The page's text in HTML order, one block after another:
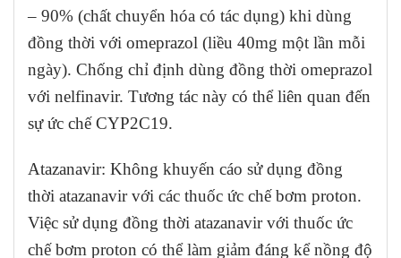
– 90% (chất chuyển hóa có tác dụng) khi dùng
đồng thời với omeprazol (liều 40mg một lần mỗi
ngày). Chống chỉ định dùng đồng thời omeprazol
với nelfinavir. Tương tác này có thể liên quan đến
sự ức chế CYP2C19.
Atazanavir: Không khuyến cáo sử dụng đồng
thời atazanavir với các thuốc ức chế bơm proton.
Việc sử dụng đồng thời atazanavir với thuốc ức
chế bơm proton có thể làm giảm đáng kể nồng độ